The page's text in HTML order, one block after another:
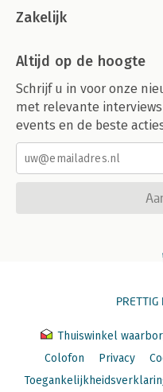
Zakelijk
Altijd op de hoogte
Schrijf u in voor onze
met relevante
events en de beste
Thuiswinkel
Colofon
Privacy